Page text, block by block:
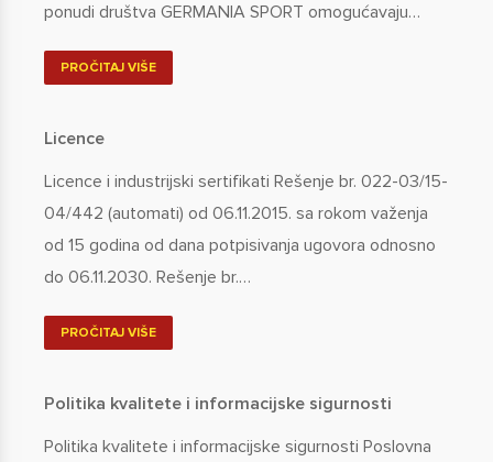
ponudi društva GERMANIA SPORT omogućavaju…
PROČITAJ VIŠE
Licence
Licence i industrijski sertifikati Rešenje br. 022-03/15-
04/442 (automati) od 06.11.2015. sa rokom važenja
od 15 godina od dana potpisivanja ugovora odnosno
do 06.11.2030. Rešenje br.…
PROČITAJ VIŠE
Politika kvalitete i informacijske sigurnosti
Politika kvalitete i informacijske sigurnosti Poslovna